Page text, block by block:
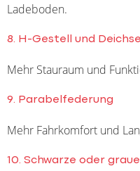
Ladeboden.
8. H-Gestell und
Mehr Stauraum und
9. Parabelfederung
Mehr Fahrkomfort und
10. Schwarze oder